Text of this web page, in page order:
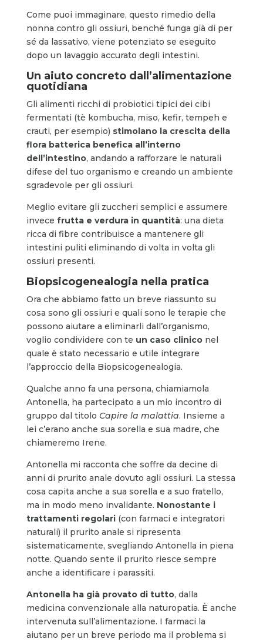
Come puoi immaginare, questo rimedio della
nonna contro gli ossiuri, benché funga già di per
sé da lassativo, viene potenziato se eseguito
dopo un lavaggio accurato degli intestini.
Un aiuto concreto dall’alimentazione
quotidiana
Gli alimenti ricchi di probiotici tipici dei cibi
fermentati (tè kombucha, miso, kefir, tempeh e
crauti, per esempio) stimolano la crescita della
flora batterica benefica all’interno
dell’intestino, andando a rafforzare le naturali
difese del tuo organismo e creando un ambiente
sgradevole per gli ossiuri.
Meglio evitare gli zuccheri semplici e assumere
invece frutta e verdura in quantità: una dieta
ricca di fibre contribuisce a mantenere gli
intestini puliti eliminando di volta in volta gli
ossiuri presenti.
Biopsicogenealogia nella pratica
Ora che abbiamo fatto un breve riassunto su
cosa sono gli ossiuri e quali sono le terapie che
possono aiutare a eliminarli dall’organismo,
voglio condividere con te un caso cliniconel
quale è stato necessario e utile integrare
l’approccio della Biopsicogenealogia.
Qualche anno fa una persona, chiamiamola
Antonella, ha partecipato a un mio incontro di
gruppo dal titolo Capire la malattia. Insieme a
lei c’erano anche sua sorella e sua madre, che
chiameremo Irene.
Antonella mi racconta che soffre da decine di
anni di prurito anale dovuto agli ossiuri. La stessa
cosa capita anche a sua sorella e a suo fratello,
ma in modo meno invalidante. Nonostante i
trattamenti regolari(con farmaci e integratori
naturali) il prurito anale si ripresenta
sistematicamente, svegliando Antonella in piena
notte. Quando sente il prurito riesce sempre
anche a identificare i parassiti.
Antonella ha già provato di tutto, dalla
medicina convenzionale alla naturopatia. È anche
intervenuta sull’alimentazione. I farmaci la
aiutano per un breve periodo ma il problema si